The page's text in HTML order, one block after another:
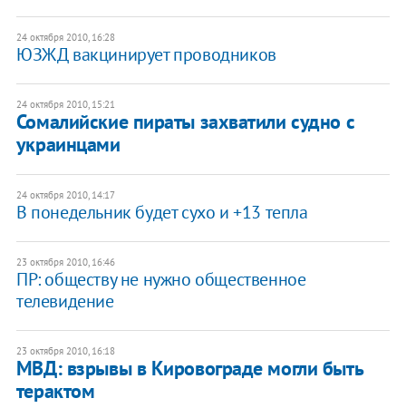
24 октября 2010, 16:28
ЮЗЖД вакцинирует проводников
24 октября 2010, 15:21
Сомалийские пираты захватили судно с
украинцами
24 октября 2010, 14:17
В понедельник будет сухо и +13 тепла
23 октября 2010, 16:46
ПР: обществу не нужно общественное
телевидение
23 октября 2010, 16:18
МВД: взрывы в Кировограде могли быть
терактом